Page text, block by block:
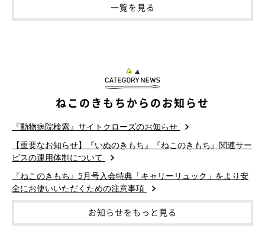
一覧を見る
ねこのきもちからのお知らせ
『動物病院検索』サイトクローズのお知らせ
【重要なお知らせ】『いぬのきもち』『ねこのきもち』関連サー
ビスの運用体制について
『ねこのきもち』5月号入会特典「キャリーリュック」をより安
全にお使いいただくための注意事項
お知らせをもっと見る